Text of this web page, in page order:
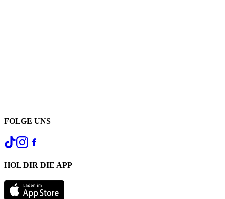
FOLGE UNS
HOL DIR DIE APP